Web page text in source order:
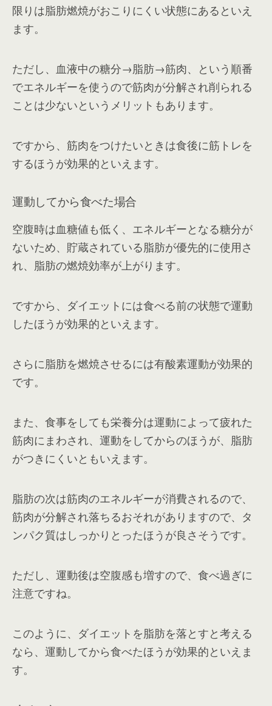
限りは脂肪燃焼がおこりにくい状態にあるといえ
ます。
ただし、血液中の糖分→脂肪→筋肉、という順番
でエネルギーを使うので筋肉が分解され削られる
ことは少ないというメリットもあります。
ですから、筋肉をつけたいときは食後に筋トレを
するほうが効果的といえます。
運動してから食べた場合
空腹時は血糖値も低く、エネルギーとなる糖分が
ないため、貯蔵されている脂肪が優先的に使用さ
れ、脂肪の燃焼効率が上がります。
ですから、ダイエットには食べる前の状態で運動
したほうが効果的といえます。
さらに脂肪を燃焼させるには有酸素運動が効果的
です。
また、食事をしても栄養分は運動によって疲れた
筋肉にまわされ、運動をしてからのほうが、脂肪
がつきにくいともいえます。
脂肪の次は筋肉のエネルギーが消費されるので、
筋肉が分解され落ちるおそれがありますので、タ
ンパク質はしっかりとったほうが良さそうです。
ただし、運動後は空腹感も増すので、食べ過ぎに
注意ですね。
このように、ダイエットを脂肪を落とすと考える
なら、運動してから食べたほうが効果的といえま
す。